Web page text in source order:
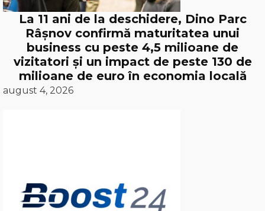
La 11 ani de la deschidere, Dino Parc
Râșnov confirmă maturitatea unui
business cu peste 4,5 milioane de
vizitatori și un impact de peste 130 de
milioane de euro în economia locală
august 4, 2026